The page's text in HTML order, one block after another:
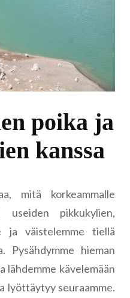
poika ja
kanssa
mitä korkeammalle
useiden pikkukylien,
ja väistelemme tiellä
Pysähdymme hieman
lähdemme kävelemään
lyöttäytyy seuraamme.